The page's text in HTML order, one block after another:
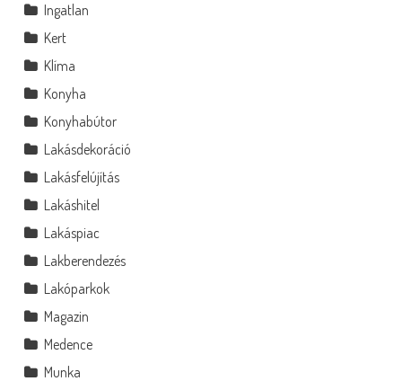
Ingatlan
Kert
Klíma
Konyha
Konyhabútor
Lakásdekoráció
Lakásfelújítás
Lakáshitel
Lakáspiac
Lakberendezés
Lakóparkok
Magazin
Medence
Munka